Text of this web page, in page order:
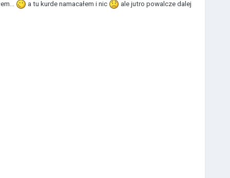
a tu kurde namacałem i nic ale jutro powalcze dalej